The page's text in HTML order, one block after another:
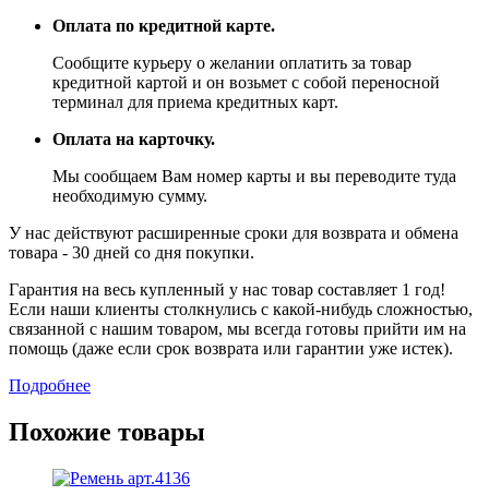
Оплата по кредитной карте.
Сообщите курьеру о желании оплатить за товар
кредитной картой и он возьмет с собой переносной
терминал для приема кредитных карт.
Оплата на карточку.
Мы сообщаем Вам номер карты и вы переводите туда
необходимую сумму.
У нас действуют расширенные сроки для возврата и обмена
товара - 30 дней со дня покупки.
Гарантия на весь купленный у нас товар составляет 1 год!
Если наши клиенты столкнулись с какой-нибудь сложностью,
связанной с нашим товаром, мы всегда готовы прийти им на
помощь (даже если срок возврата или гарантии уже истек).
Подробнее
Похожие товары